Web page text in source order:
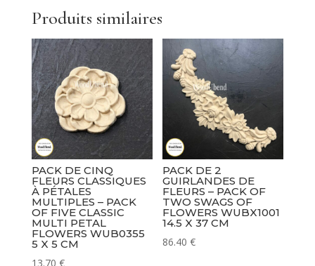
Five
Keyholes
WUB0987
4
x
3
cm
Produits similaires
PACK DE CINQ
FLEURS CLASSIQUES
À PÉTALES
MULTIPLES – PACK
OF FIVE CLASSIC
MULTI PETAL
FLOWERS WUB0355
5 X 5 CM
13.70 €
PACK DE 2
GUIRLANDES DE
FLEURS – PACK OF
TWO SWAGS OF
FLOWERS WUBX1001
14.5 X 37 CM
86.40€